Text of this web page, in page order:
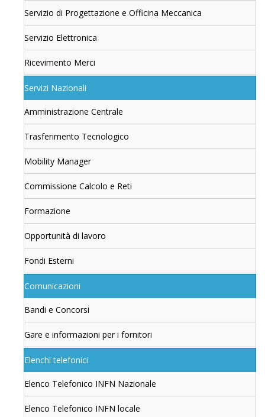
Servizio di Progettazione e Officina Meccanica
Servizio Elettronica
Ricevimento Merci
Servizi Nazionali
Amministrazione Centrale
Trasferimento Tecnologico
Mobility Manager
Commissione Calcolo e Reti
Formazione
Opportunità di lavoro
Fondi Esterni
Comunicazioni
Bandi e Concorsi
Gare e informazioni per i fornitori
Elenchi telefonici
Elenco Telefonico INFN Nazionale
Elenco Telefonico INFN locale